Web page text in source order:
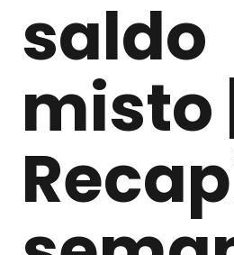
saldo
misto